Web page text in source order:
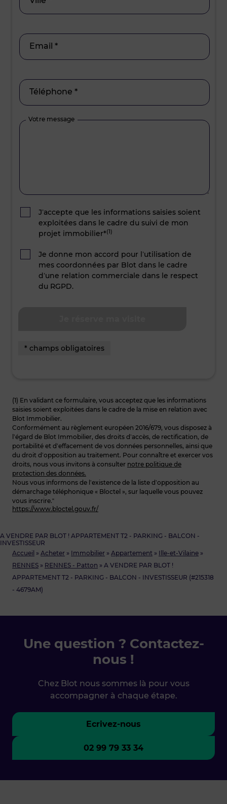
Accueil » Acheter » Immobilier » Appartement » Ille-et-Vilaine »
RENNES » RENNES - Patton » A VENDRE PAR BLOT !
APPARTEMENT T2 - PARKING - BALCON - INVESTISSEUR (#215318
- 4679AM)
A VENDRE PAR BLOT ! APPARTEMENT T2 - PARKING - BALCON -
INVESTISSEUR
Email *
Téléphone *
Votre message
J’accepte que les informations saisies soient
exploitées dans le cadre du suivi de mon
projet immobilier*(1)
Je donne mon accord pour l’utilisation de
mes coordonnées par Blot dans le cadre
d’une relation commerciale dans le respect
du RGPD.
* champs obligatoires
(1) En validant ce formulaire, vous acceptez que les informations
saisies soient exploitées dans le cadre de la mise en relation avec
Blot Immobilier.
Conformément au règlement européen 2016/679, vous disposez à
l’égard de Blot Immobilier, des droits d’accès, de rectification, de
portabilité et d’effacement de vos données personnelles, ainsi que
du droit d’opposition au traitement. Pour connaître et exercer vos
droits, nous vous invitons à consulter notre politique de
protection des données.
Nous vous informons de l’existence de la liste d’opposition au
démarchage téléphonique « Bloctel », sur laquelle vous pouvez
vous inscrire.“
https://www.bloctel.gouv.fr/
Une question ? Contactez-
nous !
Chez Blot nous sommes là pour vous
accompagner à chaque étape.
Ecrivez-nous
02 99 79 33 34